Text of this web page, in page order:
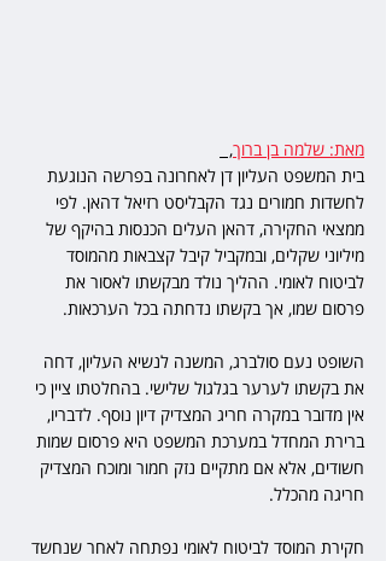
מאת: שלמה בן ברוך,
בית המשפט העליון דן לאחרונה בפרשה הנוגעת
לחשדות חמורים נגד הקבליסט רזיאל דהאן. לפי
ממצאי החקירה, דהאן העלים הכנסות בהיקף של
מיליוני שקלים, ובמקביל קיבל קצבאות מהמוסד
לביטוח לאומי. ההליך נולד מבקשתו לאסור את
פרסום שמו, אך בקשתו נדחתה בכל הערכאות.
השופט נעם סולברג, המשנה לנשיא העליון, דחה
את בקשתו לערער בגלגול שלישי. בהחלטתו ציין כי
אין מדובר במקרה חריג המצדיק דיון נוסף. לדבריו,
ברירת המחדל במערכת המשפט היא פרסום שמות
חשודים, אלא אם מתקיים נזק חמור ומוכח המצדיק
חריגה מהכלל.
חקירת המוסד לביטוח לאומי נפתחה לאחר שנחשד